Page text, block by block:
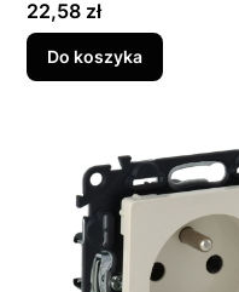
Cena
22,58 zł
Do koszyka